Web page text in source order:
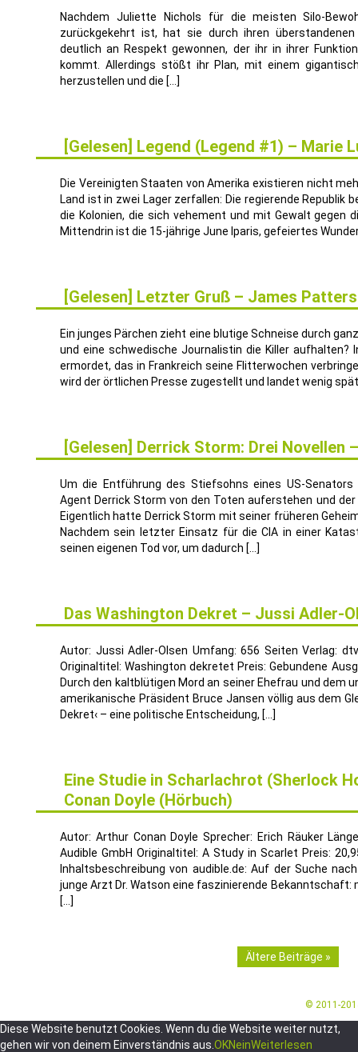
Nachdem Juliette Nichols für die meisten Silo-
zurückgekehrt ist, hat sie durch ihren
deutlich an Respekt gewonnen, der ihr in ihrer
kommt. Allerdings stößt ihr Plan, mit einem
herzustellen und die […]
[Gelesen] Legend (Legend #1) – Marie
Die Vereinigten Staaten von Amerika existieren nicht
Land ist in zwei Lager zerfallen: Die regierende
die Kolonien, die sich vehement und mit Gewalt gegen
Mittendrin ist die 15-jährige June Iparis, gefeiertes
[Gelesen] Letzter Gruß – James
Ein junges Pärchen zieht eine blutige Schneise durch
und eine schwedische Journalistin die Killer aufhalten?
ermordet, das in Frankreich seine Flitterwochen
wird der örtlichen Presse zugestellt und landet wenig
[Gelesen] Derrick Storm: Drei Novellen
Um die Entführung des Stiefsohns eines US-
Agent Derrick Storm von den Toten auferstehen und
Eigentlich hatte Derrick Storm mit seiner früheren
Nachdem sein letzter Einsatz für die CIA in einer
seinen eigenen Tod vor, um dadurch […]
Das Washington Dekret – Jussi Adler-
Autor: Jussi Adler-Olsen Umfang: 656 Seiten Verlag:
Originaltitel: Washington dekretet Preis: Gebundene
Durch den kaltblütigen Mord an seiner Ehefrau und dem
amerikanische Präsident Bruce Jansen völlig aus dem
Dekret‹ – eine politische Entscheidung, […]
Eine Studie in Scharlachrot (Sherlock
Conan Doyle (Hörbuch)
Autor: Arthur Conan Doyle Sprecher: Erich Räuker
Audible GmbH Originaltitel: A Study in Scarlet Preis:
Inhaltsbeschreibung von audible.de: Auf der Suche
junge Arzt Dr. Watson eine faszinierende
[…]
Ältere Beiträge »
© 2011-
Diese Website benutzt Cookies. Wenn du die Website weiter nutzt,
gehen wir von deinem Einverständnis aus. OKNeinWeiterlesen